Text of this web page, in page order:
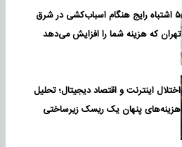
۵ اشتباه رایج هنگام اسباب‌کشی در شرق
تهران که هزینه شما را افزایش می‌دهد
اختلال اینترنت و اقتصاد دیجیتال؛ تحلیل
هزینه‌های پنهان یک ریسک زیرساختی